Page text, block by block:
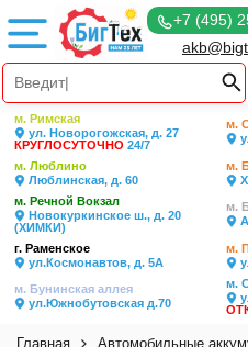
+7 (495)
м. Римская
ул. Новорогожская, д. 27
КРУГЛОСУТОЧНО 24/7
м.
м. Люблино
Люблинская, д. 60
м.
м. Речной Вокзал
Новокуркинское ш., д. 20
(ХИМКИ)
м.
г. Раменское
ул.Космонавтов, д. 5А
м.
м. Бунинская аллея
ул.Южнобутовская д.70
м.
Главная Автомобильные